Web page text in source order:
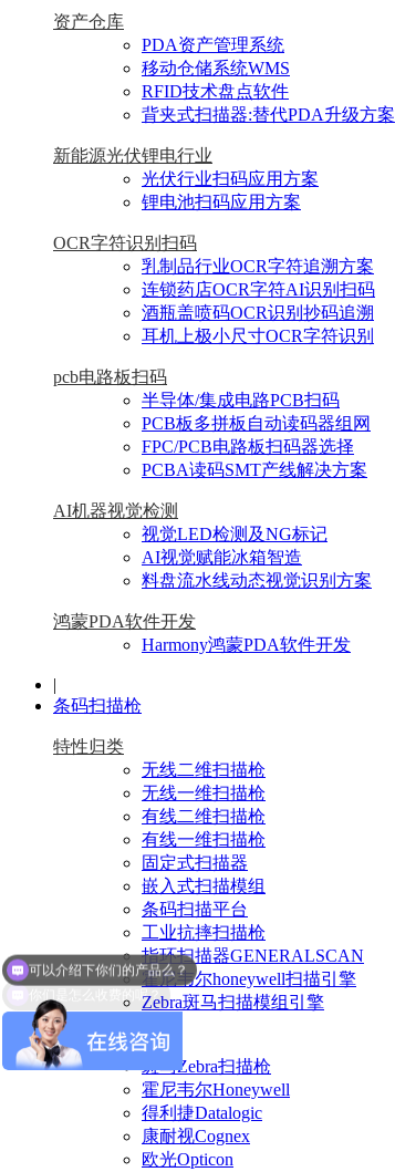
资产仓库
PDA资产管理系统
移动仓储系统WMS
RFID技术盘点软件
背夹式扫描器:替代PDA升级方案
新能源光伏锂电行业
光伏行业扫码应用方案
锂电池扫码应用方案
OCR字符识别扫码
乳制品行业OCR字符追溯方案
连锁药店OCR字符AI识别扫码
酒瓶盖喷码OCR识别抄码追溯
耳机上极小尺寸OCR字符识别
pcb电路板扫码
半导体/集成电路PCB扫码
PCB板多拼板自动读码器组网
FPC/PCB电路板扫码器选择
PCBA读码SMT产线解决方案
AI机器视觉检测
视觉LED检测及NG标记
AI视觉赋能冰箱智造
料盘流水线动态视觉识别方案
鸿蒙PDA软件开发
Harmony鸿蒙PDA软件开发
|
条码扫描枪
特性归类
无线二维扫描枪
无线一维扫描枪
有线二维扫描枪
有线一维扫描枪
固定式扫描器
嵌入式扫描模组
条码扫描平台
工业抗摔扫描枪
指环扫描器GENERALSCAN
霍尼韦尔honeywell扫描引擎
Zebra斑马扫描模组引擎
进口品牌
斑马Zebra扫描枪
霍尼韦尔Honeywell
得利捷Datalogic
康耐视Cognex
欧光Opticon
可以介绍下你们的产品么？
你们是怎么收费的呢？